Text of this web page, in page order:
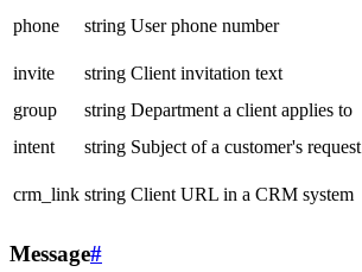
phone
string User phone number
invite
string Client invitation text
group
string Department a client applies to
intent
string Subject of a customer's request
crm_link string Client URL in a CRM system
Message#